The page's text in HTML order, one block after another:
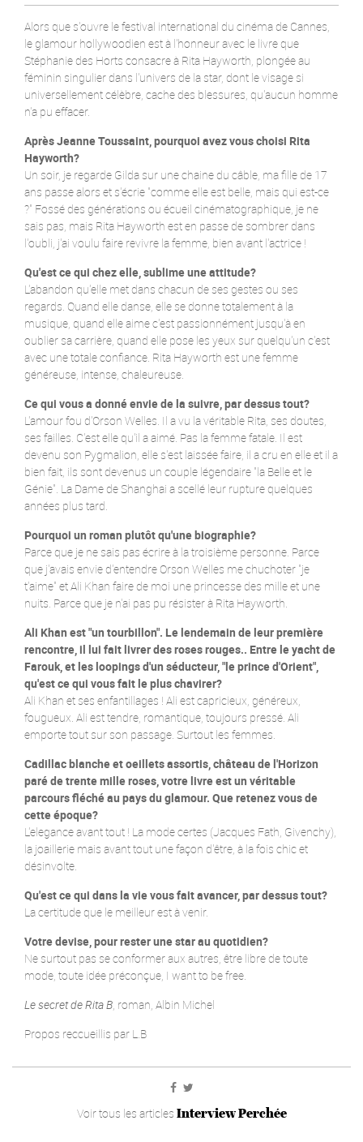
Alors que s'ouvre le festival international du cinéma de Cannes,
le glamour hollywoodien est à l'honneur avec le livre que
Stéphanie des Horts consacre à Rita Hayworth, plongée au
féminin singulier dans l'univers de la star, dont le visage si
universellement célèbre, cache des blessures, qu'aucun homme
n'a pu effacer.
Après Jeanne Toussaint, pourquoi avez vous choisi Rita
Hayworth?
Un soir, je regarde Gilda sur une chaine du câble, ma fille de 17
ans passe alors et s'écrie "comme elle est belle, mais qui est-ce
?" Fossé des générations ou écueil cinématographique, je ne
sais pas, mais Rita Hayworth est en passe de sombrer dans
l'oubli, j'ai voulu faire revivre la femme, bien avant l'actrice !
Qu'est ce qui chez elle, sublime une attitude?
L'abandon qu'elle met dans chacun de ses gestes ou ses
regards. Quand elle danse, elle se donne totalement à la
musique, quand elle aime c'est passionnément jusqu'à en
oublier sa carrière, quand elle pose les yeux sur quelqu'un c'est
avec une totale confiance. Rita Hayworth est une femme
généreuse, intense, chaleureuse.
Ce qui vous a donné envie de la suivre, par dessus tout?
L'amour fou d'Orson Welles. Il a vu la véritable Rita, ses doutes,
ses failles. C'est elle qu'il a aimé. Pas la femme fatale. Il est
devenu son Pygmalion, elle s'est laissée faire, il a cru en elle et il a
bien fait, ils sont devenus un couple légendaire "la Belle et le
Génie". La Dame de Shanghai a scellé leur rupture quelques
années plus tard.
Pourquoi un roman plutôt qu'une biographie?
Parce que je ne sais pas écrire à la troisième personne. Parce
que j'avais envie d'entendre Orson Welles me chuchoter "je
t'aime" et Ali Khan faire de moi une princesse des mille et une
nuits. Parce que je n'ai pas pu résister à Rita Hayworth.
Ali Khan est "un tourbillon". Le lendemain de leur première
rencontre, il lui fait livrer des roses rouges.. Entre le yacht de
Farouk, et les loopings d'un séducteur, "le prince d'Orient",
qu'est ce qui vous fait le plus chavirer?
Ali Khan et ses enfantillages ! Ali est capricieux, généreux,
fougueux. Ali est tendre, romantique, toujours pressé. Ali
emporte tout sur son passage. Surtout les femmes.
Cadillac blanche et oeillets assortis, château de l'Horizon
paré de trente mille roses, votre livre est un véritable
parcours fléché au pays du glamour. Que retenez vous de
cette époque?
L'elegance avant tout ! La mode certes (Jacques Fath, Givenchy),
la joaillerie mais avant tout une façon d'être, à la fois chic et
désinvolte.
Qu'est ce qui dans la vie vous fait avancer, par dessus tout?
La certitude que le meilleur est à venir.
Votre devise, pour rester une star au quotidien?
Ne surtout pas se conformer aux autres, être libre de toute
mode, toute idée préconçue, I want to be free.
Le secret de Rita B, roman, Albin Michel
Propos reccueillis par L.B
Voir tous les articles Interview Perchée